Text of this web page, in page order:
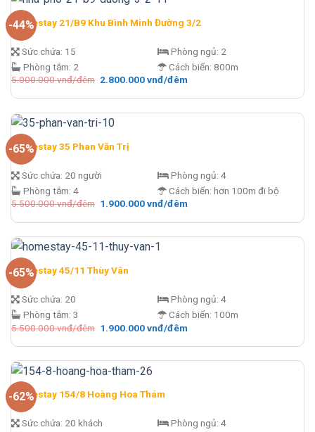
-44%
Homestay 21/B9 Khu Bình Minh Đường 3/2
Sức chứa: 15
Phòng tắm: 2
Phòng ngủ: 2
Cách biển: 800m
5.000.000vnđ/đêm Giá
là:
đêm.
2.800.000vnđ/đêmGiá
tại
2.800.000 vnđ/
-65%
Homestay 35 Phan Văn Trị
Sức chứa: 20 người
Phòng tắm: 4
Phòng ngủ: 4
Cách biển: hơn 100m đi bộ
5.500.000vnđ/đêm Giá
là:
đêm.
1.900.000vnđ/đêmGiá
tại
1.900.000 vnđ/
-65%
Homestay 45/11 Thùy Vân
Sức chứa: 20
Phòng tắm: 3
Phòng ngủ: 4
Cách biển: 100m
5.500.000vnđ/đêm Giá
là:
đêm.
1.900.000vnđ/đêmGiá
tại
1.900.000 vnđ/
-62%
Homestay 154/8 Hoàng Hoa Thám
Sức chứa: 20 khách
Phòng ngủ: 4